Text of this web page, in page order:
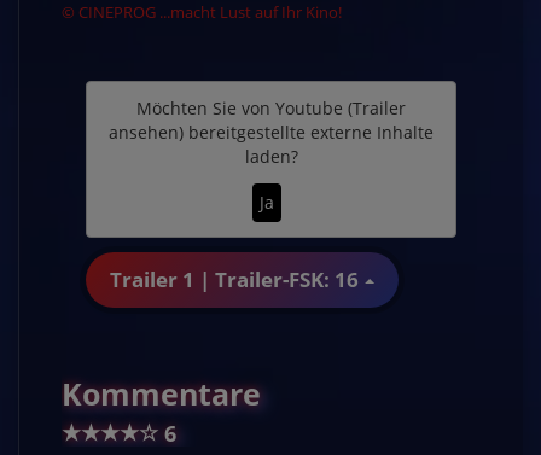
© CINEPROG ...macht Lust auf Ihr Kino!
Möchten Sie von Youtube (Trailer
ansehen) bereitgestellte externe Inhalte
laden?
Ja
Trailer 1 | Trailer-FSK: 16
Kommentare
★★★★☆ 6